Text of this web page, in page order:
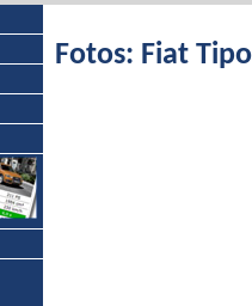
Fotos: Fiat